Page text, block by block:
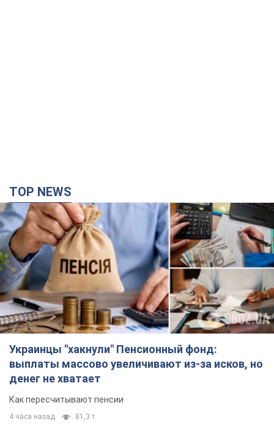
TOP NEWS
Украинцы "хакнули" Пенсионный фонд:
выплаты массово увеличивают из-за исков, но
денег не хватает
Как пересчитывают пенсии
4 часа назад 81,3 т.